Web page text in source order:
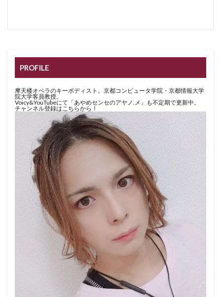
PROFILE
摩天楼オペラのキーボディスト。京都コンピュータ学院・京都情報大学
院大学客員教授。
Voicy&YouTubeにて「あやめセンセのアヤノ.メ」も不定期で更新中。
チャンネル登録はこちらから！